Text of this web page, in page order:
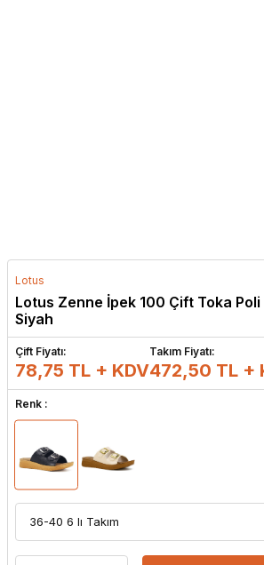
Lotus
Lotus Zenne İpek 100 Çift Toka
Siyah
Çift Fiyatı:
78,75 TL + KDV
Takım Fiyatı:
472,50 TL +
Renk :